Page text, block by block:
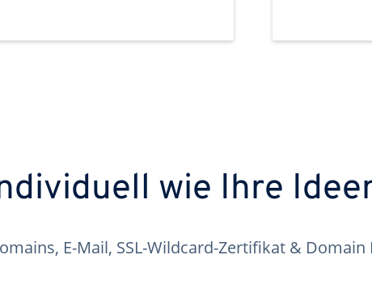
wie Ihre
E-Mail, SSL-Wildcard-Zertifikat & Domain